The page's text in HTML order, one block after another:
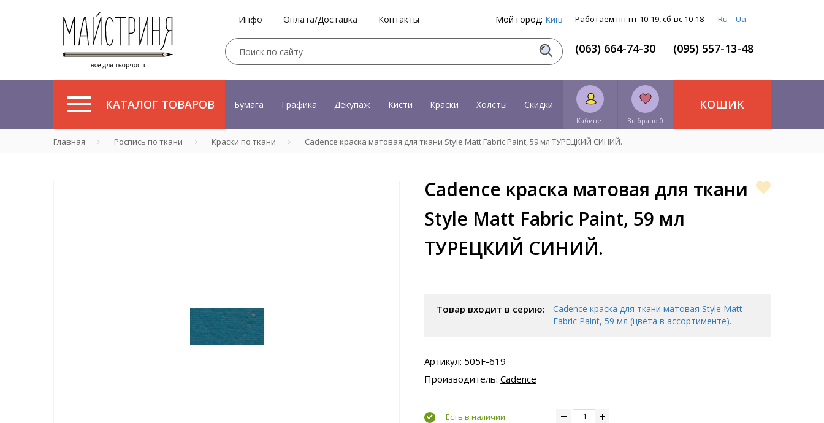
Инфо Оплата/Доставка Контакты Мой город: Київ Работаем пн-пт 10-19, сб-вс 10-18 Ru Ua
(063) 664-74-30 (095) 557-13-48
КАТАЛОГ ТОВАРОВ Бумага Графика Декупаж Кисти Краски Холсты Скидки
Кабинет Выбрано 0
КОШИК
Главная Роспись по ткани Краски по ткани Cadence краска матовая для ткани Style Matt Fabric Paint, 59 мл ТУРЕЦКИЙ СИНИЙ.
Cadence краска матовая для ткани
Style Matt Fabric Paint, 59 мл
ТУРЕЦКИЙ СИНИЙ.
Товар входит в серию:
Cadence краска для ткани матовая Style Matt
Fabric Paint, 59 мл (цвета в ассортименте).
Артикул: 505F-619
Производитель: Cadence
Есть в наличии